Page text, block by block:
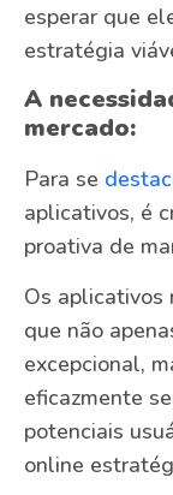
esperar que
estratégia
A
mercado:
Para se
aplicativos, é
proativa de
Os aplicativos
que não
excepcional,
eficazmente
potenciais
online